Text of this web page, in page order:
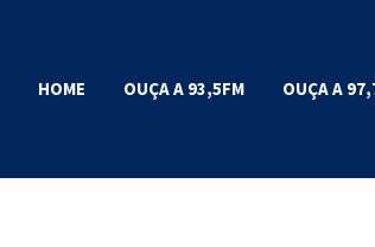
HOME OUÇA A 93,5FM OUÇA A